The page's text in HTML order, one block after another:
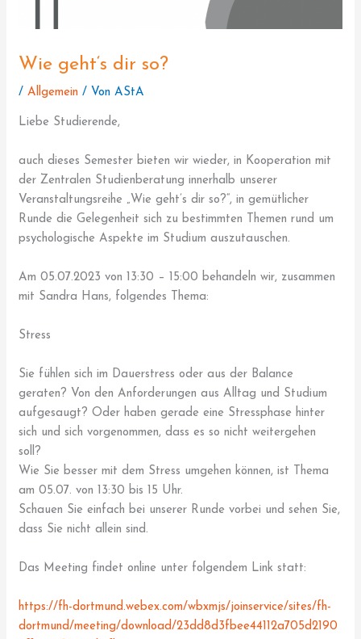
Wie geht‘s dir so?
/Allgemein / VonAStA
Liebe Studierende,
auch dieses Semester bieten wir wieder, in Kooperation mit
der Zentralen Studienberatung innerhalb unserer
Veranstaltungsreihe „Wie geht’s dir so?“, in gemütlicher
Runde die Gelegenheit sich zu bestimmten Themen rund um
psychologische Aspekte im Studium auszutauschen.
Am 05.07.2023 von 13:30 – 15:00 behandeln wir, zusammen
mit Sandra Hans, folgendes Thema:
Stress
Sie fühlen sich im Dauerstress oder aus der Balance
geraten? Von den Anforderungen aus Alltag und Studium
aufgesaugt? Oder haben gerade eine Stressphase hinter
sich und sich vorgenommen, dass es so nicht weitergehen
soll?
Wie Sie besser mit dem Stress umgehen können, ist Thema
am 05.07. von 13:30 bis 15 Uhr.
Schauen Sie einfach bei unserer Runde vorbei und sehen Sie,
dass Sie nicht allein sind.
Das Meeting findet online unter folgendem Link statt:
https://fh-dortmund.webex.com/wbxmjs/joinservice/sites/fh-
dortmund/meeting/download/23dd8d3fbee44112a705d2190